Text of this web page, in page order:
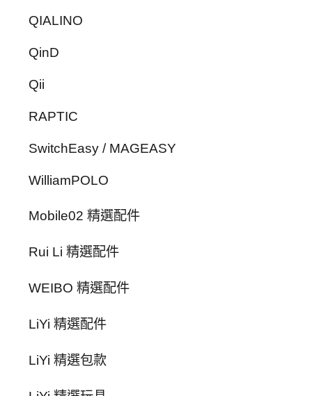
QIALINO
QinD
Qii
RAPTIC
SwitchEasy / MAGEASY
WilliamPOLO
Mobile02 精選配件
Rui Li 精選配件
WEIBO 精選配件
LiYi 精選配件
LiYi 精選包款